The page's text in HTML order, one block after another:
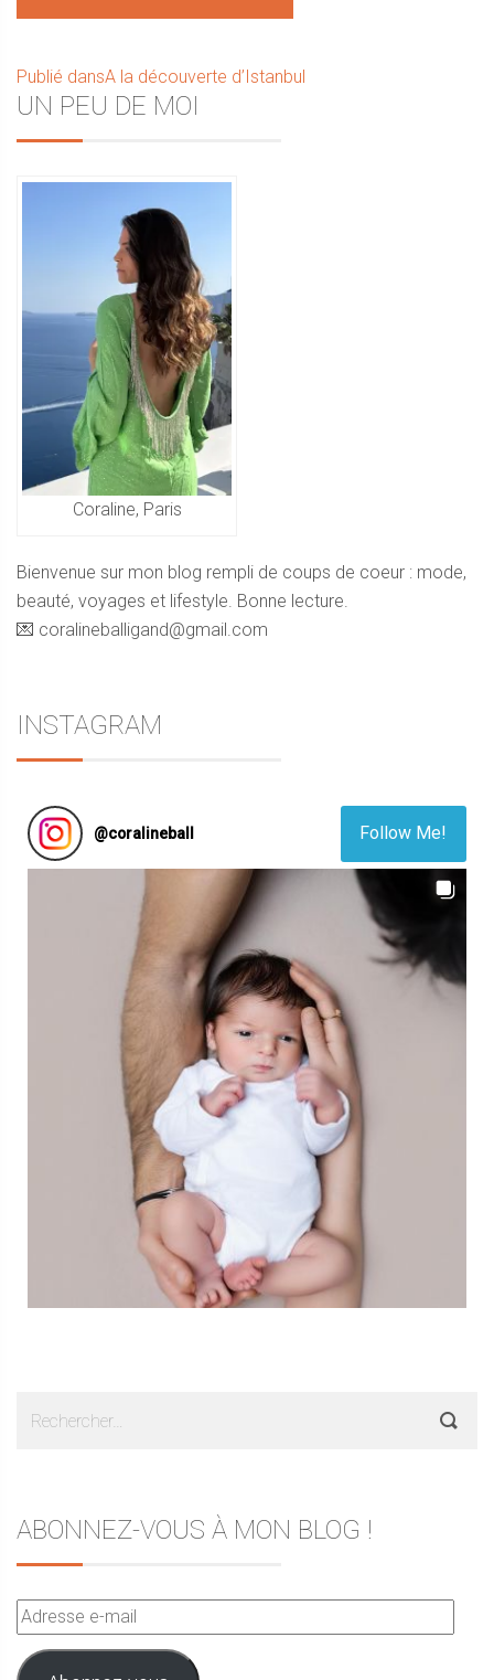
Navigation
de
Publié dansA la découverte d’Istanbul
Sidebar
UN PEU DE MOI
Coraline, Paris
Bienvenue sur mon blog rempli de coups de coeur : mode,
beauté, voyages et lifestyle. Bonne lecture.
💌 coralineballigand@gmail.com
INSTAGRAM
@coralineball Follow Me!
ABONNEZ-VOUS À MON BLOG !
Adresse
e-
mail